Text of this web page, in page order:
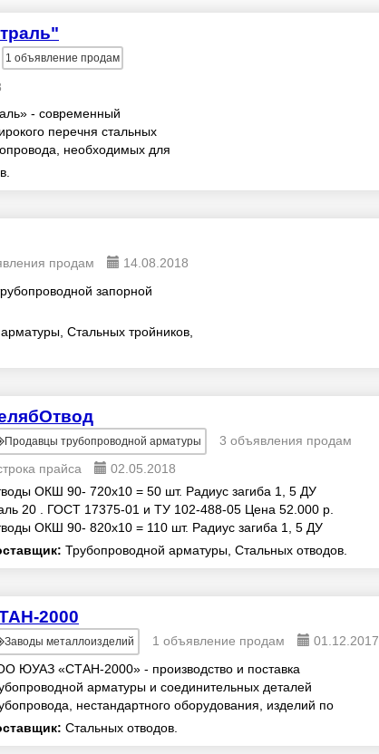
1 объявление продам
- современный
перечня стальных
необходимых для
нефти и газа.
продам
14.08.2018
запорной
Стальных тройников,
Продавцы трубопроводной арматуры
3 объявления продам
прайса
02.05.2018
ОКШ 90- 720х10 = 50 шт. Радиус загиба 1, 5 ДУ
20 . ГОСТ 17375-01 и ТУ 102-488-05 Цена 52.000 р.
ОКШ 90- 820х10 = 110 шт. Радиус загиба 1, 5 ДУ
20 ГОСТ 17375-01 и ТУ 102-488...
Трубопроводной арматуры, Стальных отводов.
2000
Заводы металлоизделий 1 объявление продам
01.12.2017
ЮУАЗ «СТАН-2000» - производство и поставка
арматуры и соединительных деталей
нестандартного оборудования, изделий по
в кратчайшие сроки по конкурентоспособным...
Стальных отводов.